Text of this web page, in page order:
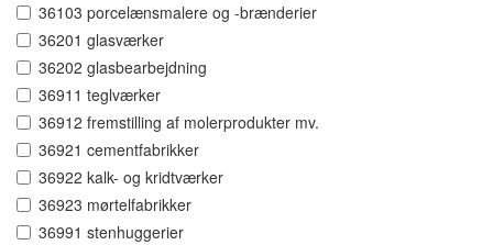
36103 porcelænsmalere og -brænderier
36201 glasværker
36202 glasbearbejdning
36911 teglværker
36912 fremstilling af molerprodukter mv.
36921 cementfabrikker
36922 kalk- og kridtværker
36923 mørtelfabrikker
36991 stenhuggerier